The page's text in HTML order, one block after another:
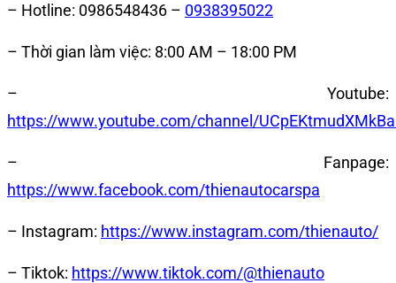
– Hotline: 0986548436 – 0938395022
– Thời gian làm việc: 8:00 AM – 18:00 PM
– Youtube:
https://www.youtube.com/channel/
– Fanpage:
https://www.facebook.com/thienautocarspa
– Instagram: https://www.instagram.com/thienauto/
– Tiktok: https://www.tiktok.com/@thienauto